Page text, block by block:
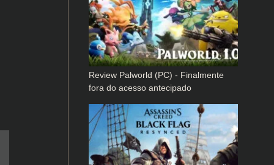
Review Palworld (PC) - Finalmente
fora do acesso antecipado